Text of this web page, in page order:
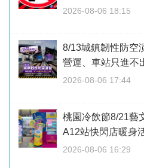
2026-08-06 18:15
8/13城鎮韌性防
營運、車站只進不
2026-08-06 17:44
桃園冷飲節8/21藝
A12站快閃店暖身
2026-08-06 16:29